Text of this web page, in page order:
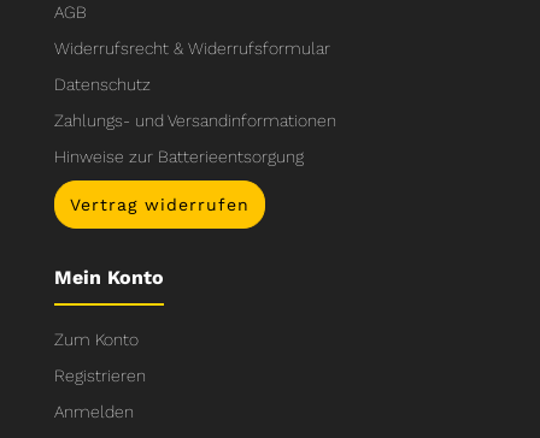
AGB
Widerrufsrecht & Widerrufsformular
Datenschutz
Zahlungs- und Versandinformationen
Hinweise zur Batterieentsorgung
Vertrag widerrufen
Mein Konto
Zum Konto
Registrieren
Anmelden